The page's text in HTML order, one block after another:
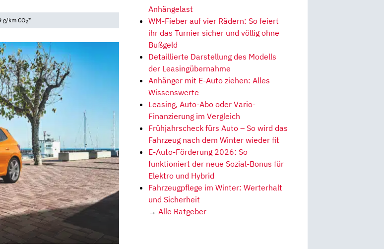
g/km CO2*
Anhängelast
WM-Fieber auf vier Rädern: So feiert
ihr das Turnier sicher und völlig ohne
Bußgeld
Detaillierte Darstellung des Modells
der Leasingübernahme
Anhänger mit E-Auto ziehen: Alles
Wissenswerte
Leasing, Auto-Abo oder Vario-
Finanzierung im Vergleich
Frühjahrscheck fürs Auto – So wird das
Fahrzeug nach dem Winter wieder fit
E-Auto-Förderung 2026: So
funktioniert der neue Sozial-Bonus für
Elektro und Hybrid
Fahrzeugpflege im Winter: Werterhalt
und Sicherheit
→ Alle Ratgeber